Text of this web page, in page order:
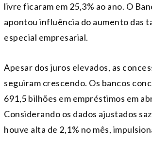
livre ficaram em 25,3% ao ano. O
apontou influência do aumento das
especial empresarial.
Apesar dos juros elevados, as
seguiram crescendo. Os bancos
691,5 bilhões em empréstimos em
Considerando os dados ajustados
houve alta de 2,1% no mês,